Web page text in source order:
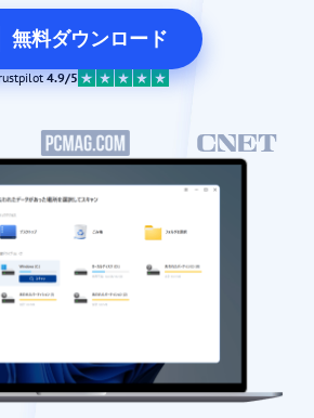
無料ダウンロード
4.9/5